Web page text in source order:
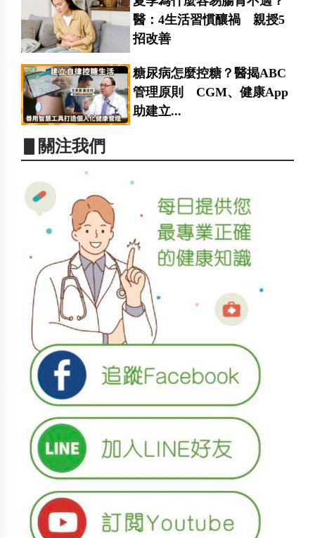
醫：4生活習慣釀禍 親授5
招改善
糖尿病怎麼控糖？醫揭ABC
管理原則 CGM、健康App
助建立...
▋關注我們